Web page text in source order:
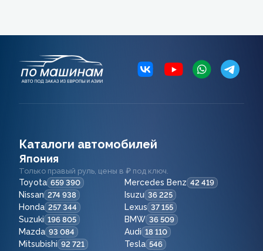
Каталоги автомобилей
Япония
Только правый руль, цены в ₽ под ключ.
Toyota 659 390 Mercedes Benz 42 419
Nissan 274 938 Isuzu 36 225
Honda 257 344 Lexus 37 155
Suzuki 196 805 BMW 36 509
Mazda 93 084 Audi 18 110
Mitsubishi 92 721 Tesla 546